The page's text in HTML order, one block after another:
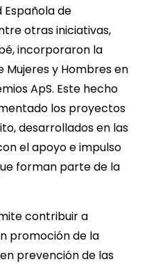
Española de
otras iniciativas,
incorporaron la
y Hombres en
ApS. Este hecho
los proyectos
desarrollados en las
el apoyo e impulso
forman parte de la
contribuir a
promoción de la
prevención de las